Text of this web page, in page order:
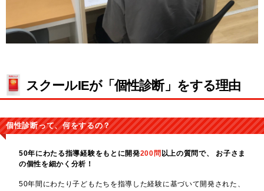
スクールIEが「個性診断」をする理由
個性診断って、何をするの？
50年にわたる指導経験をもとに開発200問 以上の質問で、 お子さま
の個性を細かく分析！
50年間にわたり子どもたちを指導した経験に基づいて開発された、